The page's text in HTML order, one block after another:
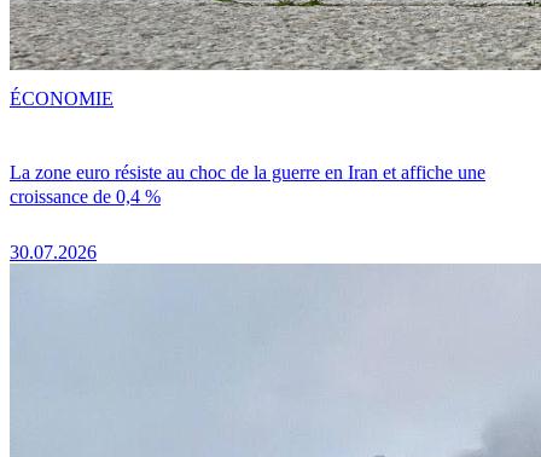
La zone euro résiste au choc de la guerre en Iran et affiche une
croissance de 0,4 %
30.07.2026
ÉCONOMIE